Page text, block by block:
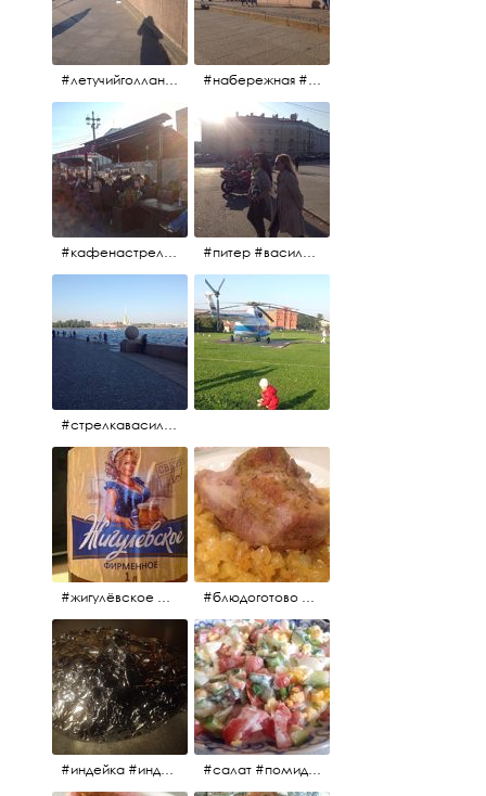
#летучийголландец #набережнаяневы #набережная #людигуляют #биржевоймост
#кафенастрелкевасильевскогоострова #байкеры #питер #васильевскийостров #байкеры #иностранцы
#стрелкавасильевскогоострова #нева #река
#жигулёвское #пиво #свежеепиво #beer #напиток #блюдоготово #можнокушать #простолук #лук #индейкавфольге #мясоиндейки
#индейка #индейкавфольге #еда #мясоиндейки 🚀 #салат #помидоры #яйцо #огурцы #зелень #кинза #петрушка #укроп #сметана #соль #витамины